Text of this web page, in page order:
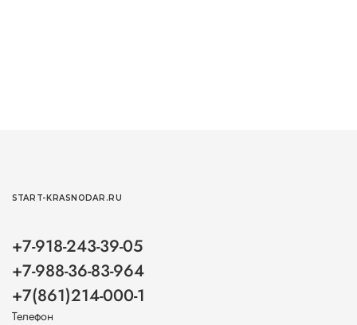
START-KRASNODAR.RU
+7-918-243-39-05
+7-988-36-83-964
+7(861)214-000-1
Телефон